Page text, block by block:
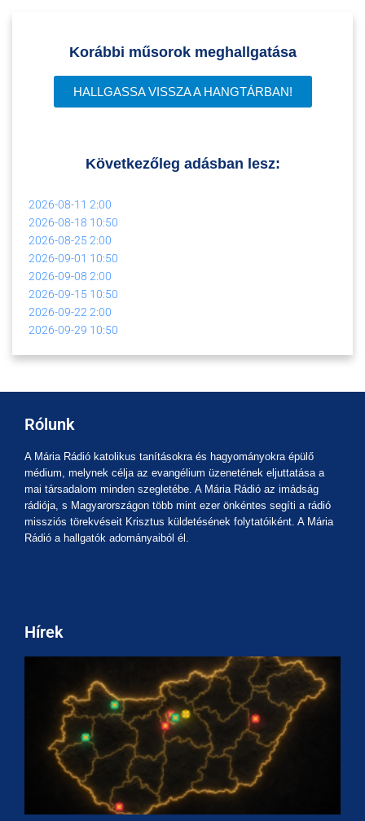
Korábbi műsorok meghallgatása
HALLGASSA VISSZA A HANGTÁRBAN!
Következőleg adásban lesz:
2026-08-11 2:00
2026-08-18 10:50
2026-08-25 2:00
2026-09-01 10:50
2026-09-08 2:00
2026-09-15 10:50
2026-09-22 2:00
2026-09-29 10:50
Rólunk
A Mária Rádió katolikus tanításokra és hagyományokra épülő
médium, melynek célja az evangélium üzenetének eljuttatása a
mai társadalom minden szegletébe. A Mária Rádió az imádság
rádiója, s Magyarországon több mint ezer önkéntes segíti a rádió
missziós törekvéseit Krisztus küldetésének folytatóiként. A Mária
Rádió a hallgatók adományaiból él.
Hírek